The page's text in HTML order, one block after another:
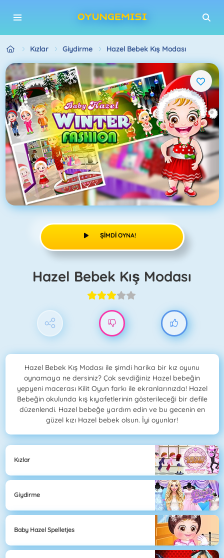
Kızlar Giydirme Hazel Bebek Kış Modası
ŞIMDI OYNA!
Hazel Bebek Kış Modası
Hazel Bebek Kış Modası ile şimdi harika bir kız oyunu
oynamaya ne dersiniz? Çok sevdiğiniz Hazel bebeğin
yepyeni macerası Kilit Oyun farkı ile ekranlarınızda! Hazel
Bebeğin okulunda kış kıyafetlerinin gösterileceği bir defile
düzenlendi. Hazel bebeğe yardım edin ve bu gecenin en
güzel kızı Hazel bebek olsun. İyi oyunlar!
Kızlar
Giydirme
Baby Hazel Spelletjes